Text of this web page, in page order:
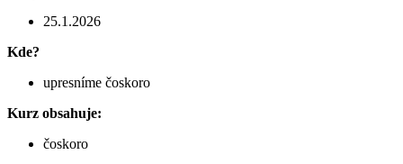
25.1.2026
Kde?
upresníme čoskoro
Kurz obsahuje:
čoskoro